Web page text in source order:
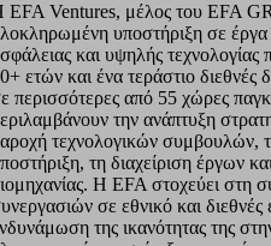
EFA Ventures, μέλος του EFA
υποστήριξη σε έργα
και υψηλής
ετών και ένα τεράστιο διεθνές
περισσότερες από 55 χώρες
την ανάπτυξη
τεχνολογικών συμβουλών,
τη διαχείριση έργων
Η ΕFA στοχεύει στη
σε εθνικό και διεθνές
της ικανότητας της